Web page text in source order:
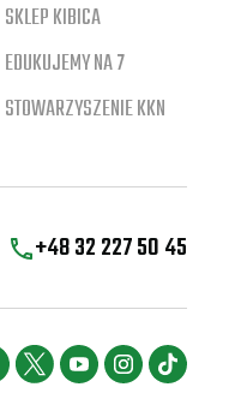
SKLEP KIBICA
EDUKUJEMY NA 7
STOWARZYSZENIE KKN
+48 32 227 50 45